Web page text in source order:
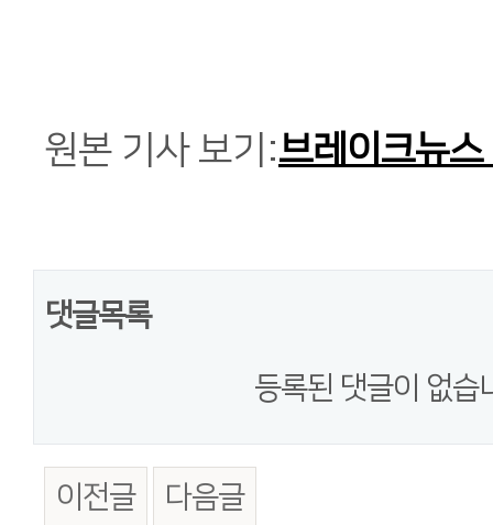
원본 기사 보기:브레이크뉴스
댓글목록
등록된 댓글이 없습
이전글 다음글